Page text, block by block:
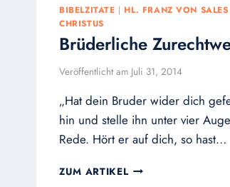
BIBELZITATE | HL. FRANZ VON SALES
CHRISTUS
Brüderliche
Veröffentlicht am Juli 31, 2014
„Hat dein Bruder wider dich
hin und stelle ihn unter vier
Rede. Hört er auf dich, so hast…
ZUM ARTIKEL BRÜDERLICHE